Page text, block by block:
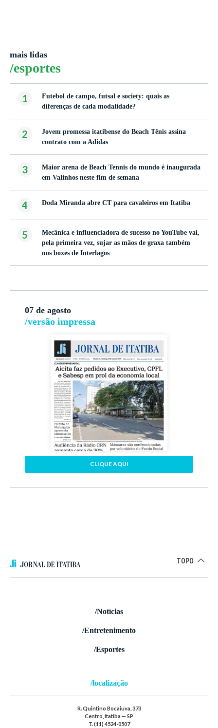
mais lidas
/esportes
1
Futebol de campo, futsal e society: quais as
diferenças de cada modalidade?
2
Jovem promessa itatibense do Beach Tênis assina
contrato com a Adidas
3
Maior arena de Beach Tennis do mundo é inaugurada
em Valinhos neste fim de semana
4 Doda Miranda abre CT para cavaleiros em Itatiba
5
Mecânica e influenciadora de sucesso no YouTube vai,
pela primeira vez, sujar as mãos de graxa também
nos boxes de Interlagos
07 de agosto
/versão impressa
CLIQUE AQUI
TOPO
/Notícias
/Entretenimento
/Esportes
/localização
R. Quintino Bocaiuva, 373
Centro, Itatiba — SP
T. (11) 4524-0507